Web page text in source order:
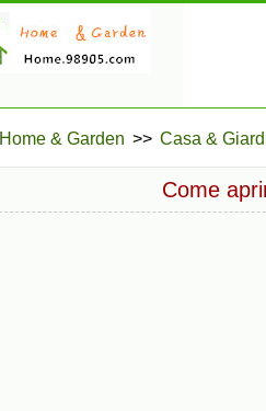
Home & Garden >> Casa &
Come